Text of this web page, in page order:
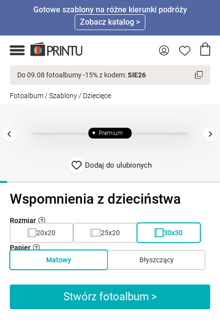
Gotowe szablony na różne kierunki podróży
Zobacz katalog >
Do 09.08 fotoalbumy -15% z kodem:SIE26
Fotoalbum / Szablony / Dziecięce
Premium
Dodaj do ulubionych
Wspomnienia z dzieciństwa
Rozmiar
20x20
25x20
30x30
Papier
Matowy
Błyszczący
Stwórz fotoalbum >